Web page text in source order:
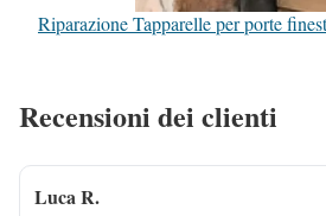
Riparazione Tapparelle per porte
Recensioni dei clienti
Luca R.